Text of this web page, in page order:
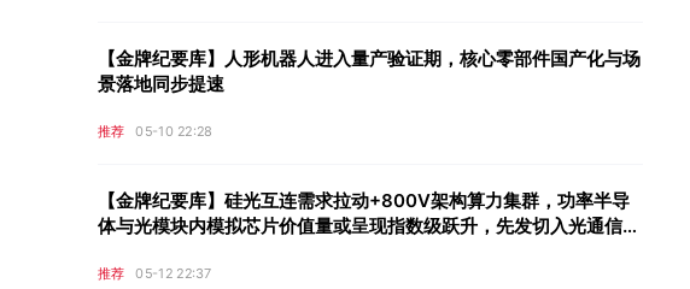
【金牌纪要库】人形机器人进入量产验证期，核心零部件国产化与场
景落地同步提速
推荐 05-10 22:28
【金牌纪要库】硅光互连需求拉动+800V架构算力集群，功率半导
体与光模块内模拟芯片价值量或呈现指数级跃升，先发切入光通信与
推荐 05-12 22:37